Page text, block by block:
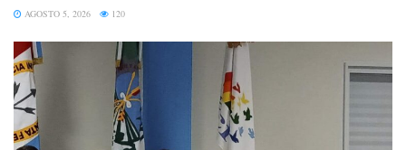
AGOSTO 5, 2026 120